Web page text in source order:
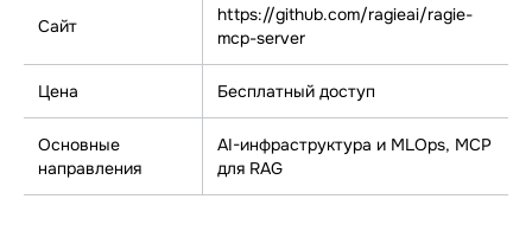
Сайт
https://github.com/ragieai/ragie-
mcp-server
Цена Бесплатный доступ
Основные
направления
AI-инфраструктура и MLOps, МСР
для RAG